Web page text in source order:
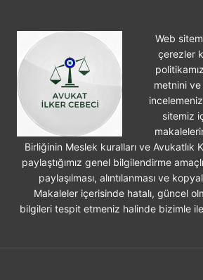
Web
çerezler
metnini ve
sitemiz
Birliğinin Meslek kuralları ve Avukatlık
paylaştığımız genel bilgilendirme
paylaşılması, alıntılanması ve
Makaleler içerisinde hatalı, güncel
bilgileri tespit etmeniz halinde bizimle